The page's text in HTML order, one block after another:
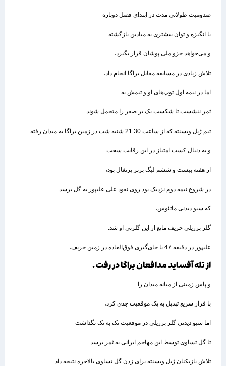
صدومیت طولانی مدت در ابتدای فصل دوباره
با انگیزه و توان بیشتری به میادین بازگشته
و می‌خواهد جزو ملی پوشان قرار بگیرد،
تلاش زیادی در مسابقه مقابل براگا انجام داد،
اما در نیمه اول توپ‌های او و تیمش به
ثمر ننشست تا شکست یک بر صفر را متحمل شوند.
تیم ژیل ویسنته که از ساعت 21:30 شنبه شب در زمین براگا به میدان رفته
و به دنبال کسب امتیاز در این رقابت سخت
از هفته بیست و ششم لیگ برتر پرتغال بود،
در شروع نیمه دوم نزدیک بود روی نفوذ علی علیپور به گل برسد.
که سیو دیدنی ماتئوس،
گلر برزیلی حریف مانع از این گلزنی او شد.
علیپور در دقیقه 47 با جای‌گیری فوق‌العاده در زمین حریف،
از تله آفساید مدافعان براگا در رفت .
و پاس زمینی از میانه میدان را
با فرار سریع تبدیل به یک موقعیت جدی کرد،
اما سیو دیدنی گلر برزیلی در موقعیت تک به تک نگذاشت
تا گل تساوی توسط این مهاجم ایرانی به ثمر برسد.
تلاش بازیکنان ژیل ویسنته برای زدن گل تساوی بالاخره نتیجه داد.